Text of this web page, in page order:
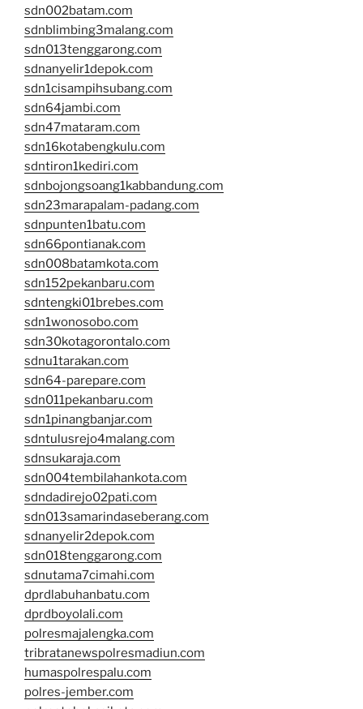
sdn002batam.com
sdnblimbing3malang.com
sdn013tenggarong.com
sdnanyelir1depok.com
sdn1cisampihsubang.com
sdn64jambi.com
sdn47mataram.com
sdn16kotabengkulu.com
sdntiron1kediri.com
sdnbojongsoang1kabbandung.com
sdn23marapalam-padang.com
sdnpunten1batu.com
sdn66pontianak.com
sdn008batamkota.com
sdn152pekanbaru.com
sdntengki01brebes.com
sdn1wonosobo.com
sdn30kotagorontalo.com
sdnu1tarakan.com
sdn64-parepare.com
sdn011pekanbaru.com
sdn1pinangbanjar.com
sdntulusrejo4malang.com
sdnsukaraja.com
sdn004tembilahankota.com
sdndadirejo02pati.com
sdn013samarindaseberang.com
sdnanyelir2depok.com
sdn018tenggarong.com
sdnutama7cimahi.com
dprdlabuhanbatu.com
dprdboyolali.com
polresmajalengka.com
tribratanewspolresmadiun.com
humaspolrespalu.com
polres-jember.com